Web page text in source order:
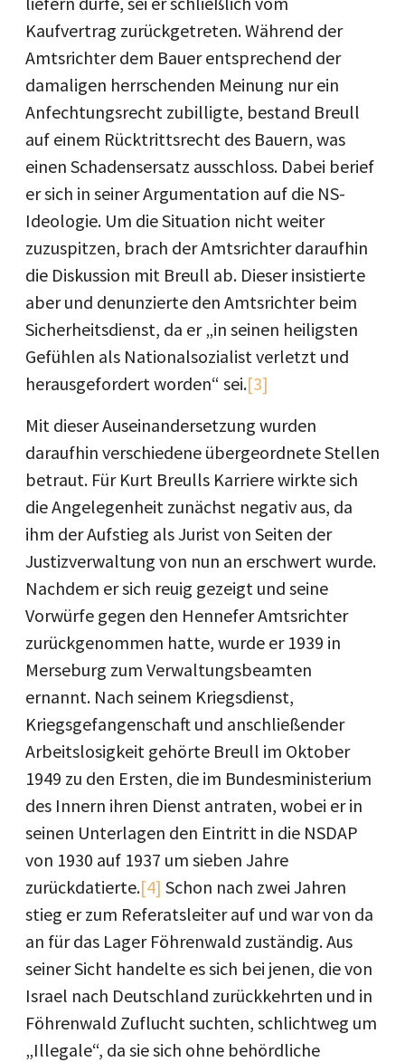
Kaufvertrag zurückgetreten. Während der
Amtsrichter dem Bauer entsprechend der
damaligen herrschenden Meinung nur ein
Anfechtungsrecht zubilligte, bestand Breull
auf einem Rücktrittsrecht des Bauern, was
einen Schadensersatz ausschloss. Dabei berief
er sich in seiner Argumentation auf die NS-
Ideologie. Um die Situation nicht weiter
zuzuspitzen, brach der Amtsrichter daraufhin
die Diskussion mit Breull ab. Dieser insistierte
aber und denunzierte den Amtsrichter beim
Sicherheitsdienst, da er „in seinen heiligsten
Gefühlen als Nationalsozialist verletzt und
herausgefordert worden“ sei.[3]
Mit dieser Auseinandersetzung wurden
daraufhin verschiedene übergeordnete Stellen
betraut. Für Kurt Breulls Karriere wirkte sich
die Angelegenheit zunächst negativ aus, da
ihm der Aufstieg als Jurist von Seiten der
Justizverwaltung von nun an erschwert wurde.
Nachdem er sich reuig gezeigt und seine
Vorwürfe gegen den Hennefer Amtsrichter
zurückgenommen hatte, wurde er 1939 in
Merseburg zum Verwaltungsbeamten
ernannt. Nach seinem Kriegsdienst,
Kriegsgefangenschaft und anschließender
Arbeitslosigkeit gehörte Breull im Oktober
1949 zu den Ersten, die im Bundesministerium
des Innern ihren Dienst antraten, wobei er in
seinen Unterlagen den Eintritt in die NSDAP
von 1930 auf 1937 um sieben Jahre
zurückdatierte.[4] Schon nach zwei Jahren
stieg er zum Referatsleiter auf und war von da
an für das Lager Föhrenwald zuständig. Aus
seiner Sicht handelte es sich bei jenen, die von
Israel nach Deutschland zurückkehrten und in
Föhrenwald Zuflucht suchten, schlichtweg um
„Illegale“, da sie sich ohne behördliche